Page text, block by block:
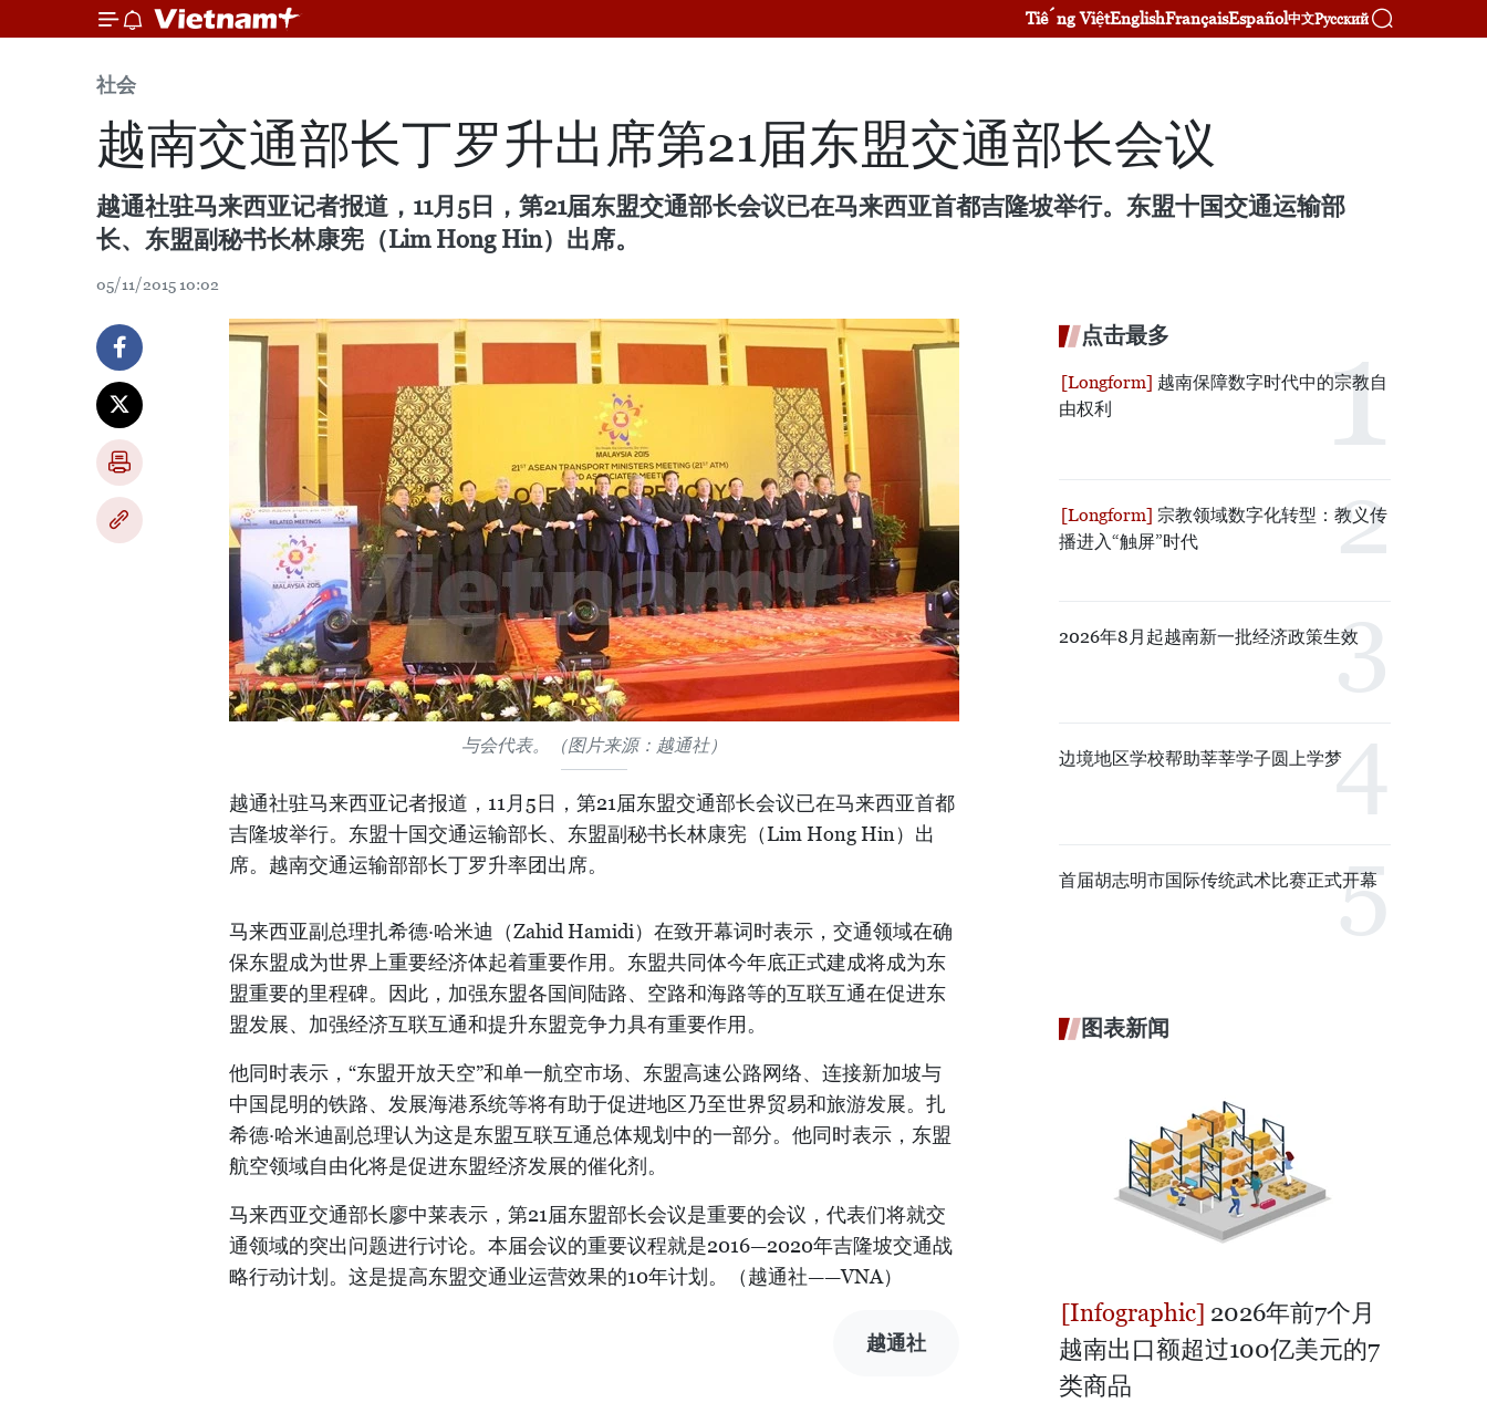
Tiếng ViệtEnglishFrançaisEspañol中文Русский
社会
越南交通部长丁罗升出席第21届东盟交通部长会议
越通社驻马来西亚记者报道，11月5日，第21届东盟交通部长会议已在马来西亚首都吉隆坡举行。东盟十国交通运输部
长、东盟副秘书长林康宪（Lim Hong Hin）出席。
05/11/2015 10:02
与会代表。（图片来源：越通社）
越通社驻马来西亚记者报道，11月5日，第21届东盟交通部长会议已在马来西亚首都
吉隆坡举行。东盟十国交通运输部长、东盟副秘书长林康宪（Lim Hong Hin）出
席。越南交通运输部部长丁罗升率团出席。
马来西亚副总理扎希德·哈米迪（Zahid Hamidi）在致开幕词时表示，交通领域在确
保东盟成为世界上重要经济体起着重要作用。东盟共同体今年底正式建成将成为东
盟重要的里程碑。因此，加强东盟各国间陆路、空路和海路等的互联互通在促进东
盟发展、加强经济互联互通和提升东盟竞争力具有重要作用。
他同时表示，“东盟开放天空”和单一航空市场、东盟高速公路网络、连接新加坡与
中国昆明的铁路、发展海港系统等将有助于促进地区乃至世界贸易和旅游发展。扎
希德·哈米迪副总理认为这是东盟互联互通总体规划中的一部分。他同时表示，东盟
航空领域自由化将是促进东盟经济发展的催化剂。
马来西亚交通部长廖中莱表示，第21届东盟部长会议是重要的会议，代表们将就交
通领域的突出问题进行讨论。本届会议的重要议程就是2016—2020年吉隆坡交通战
略行动计划。这是提高东盟交通业运营效果的10年计划。（越通社——VNA）
越通社
点击最多
越南保障数字时代中的宗教自
由权利
宗教领域数字化转型：教义传
播进入“触屏”时代
2026年8月起越南新一批经济政策生效
边境地区学校帮助莘莘学子圆上学梦
首届胡志明市国际传统武术比赛正式开幕
图表新闻
2026年前7个月
越南出口额超过100亿美元的7
类商品